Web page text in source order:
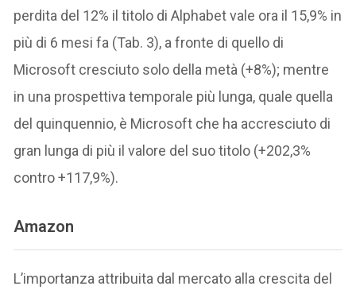
perdita del 12% il titolo di Alphabet vale ora il 15,9% in
più di 6 mesi fa (Tab. 3), a fronte di quello di
Microsoft cresciuto solo della metà (+8%); mentre
in una prospettiva temporale più lunga, quale quella
del quinquennio, è Microsoft che ha accresciuto di
gran lunga di più il valore del suo titolo (+202,3%
contro +117,9%).
Amazon
L’importanza attribuita dal mercato alla crescita del